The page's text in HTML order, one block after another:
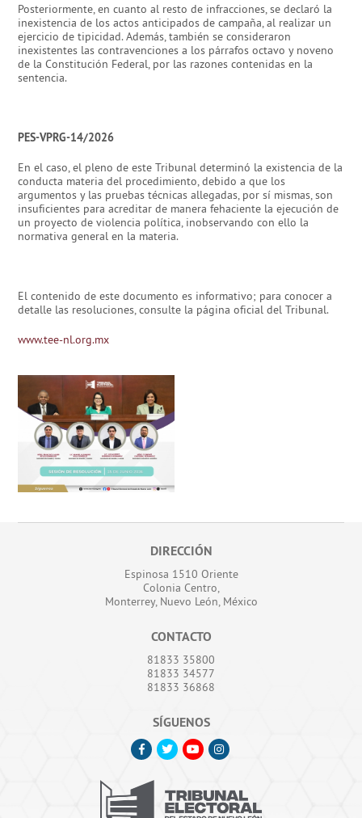
Posteriormente, en cuanto al resto de infracciones, se declaró la
inexistencia de los actos anticipados de campaña, al realizar un
ejercicio de tipicidad. Además, también se consideraron
inexistentes las contravenciones a los párrafos octavo y noveno
de la Constitución Federal, por las razones contenidas en la
sentencia.
PES-VPRG-14/2026
En el caso, el pleno de este Tribunal determinó la existencia de la
conducta materia del procedimiento, debido a que los
argumentos y las pruebas técnicas allegadas, por sí mismas, son
insuficientes para acreditar de manera fehaciente la ejecución de
un proyecto de violencia política, inobservando con ello la
normativa general en la materia.
El contenido de este documento es informativo; para conocer a
detalle las resoluciones, consulte la página oficial del Tribunal.
www.tee-nl.org.mx
DIRECCIÓN
Espinosa 1510 Oriente
Colonia Centro,
Monterrey, Nuevo León, México
CONTACTO
81833 35800
81833 34577
81833 36868
SÍGUENOS